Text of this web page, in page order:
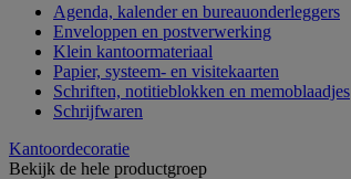
Agenda, kalender en bureauonderleggers
Enveloppen en postverwerking
Klein kantoormateriaal
Papier, systeem- en visitekaarten
Schriften, notitieblokken en memoblaadjes
Schrijfwaren
Kantoordecoratie
Bekijk de hele productgroep